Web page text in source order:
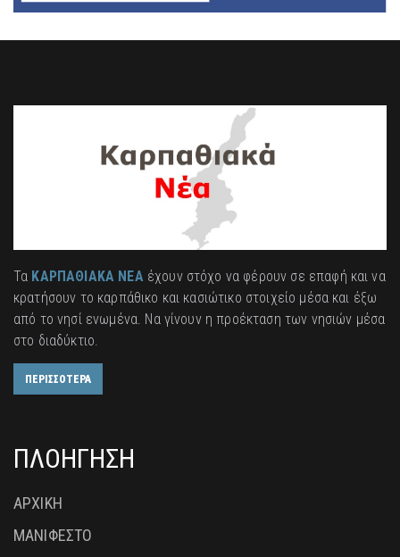
Τα ΚΑΡΠΑΘΙΑΚΑ ΝΕΑέχουν στόχο να φέρουν σε επαφή και να
κρατήσουν το καρπάθικο και κασιώτικο στοιχείο μέσα και έξω
από το νησί ενωμένα. Να γίνουν η προέκταση των νησιών μέσα
στο διαδύκτιο.
ΠΕΡΙΣΣΟΤΕΡΑ
ΠΛΟΗΓΗΣΗ
ΑΡΧΙΚΗ
ΜΑΝΙΦΕΣΤΟ